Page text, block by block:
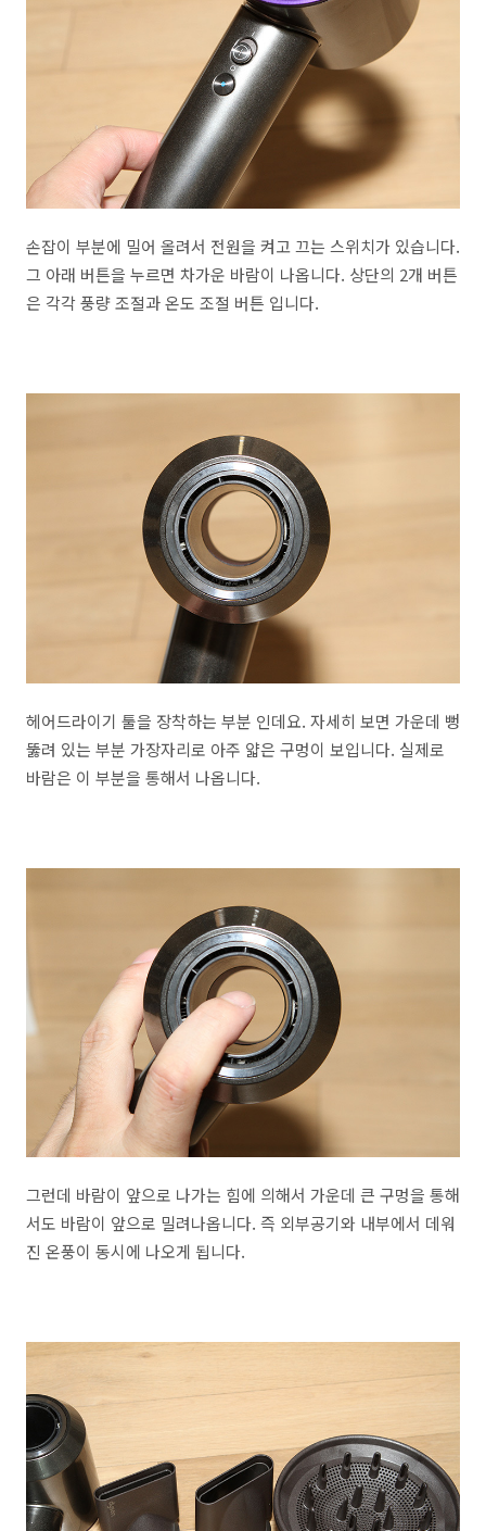
손잡이 부분에 밀어 올려서 전원을 켜고 끄는 스위치가 있습니다.
그 아래 버튼을 누르면 차가운 바람이 나옵니다. 상단의 2개 버튼
은 각각 풍량 조절과 온도 조절 버튼 입니다.
헤어드라이기 툴을 장착하는 부분 인데요. 자세히 보면 가운데 뻥
뚫려 있는 부분 가장자리로 아주 얇은 구멍이 보입니다. 실제로
바람은 이 부분을 통해서 나옵니다.
그런데 바람이 앞으로 나가는 힘에 의해서 가운데 큰 구멍을 통해
서도 바람이 앞으로 밀려나옵니다. 즉 외부공기와 내부에서 데워
진 온풍이 동시에 나오게 됩니다.